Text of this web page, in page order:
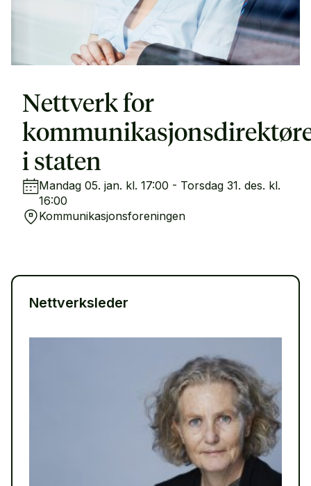
Nettverk for
i staten
Mandag 05. jan. kl. 17:00 - Torsdag 31. des. kl.
16:00
Kommunikasjonsforeningen
Nettverksleder